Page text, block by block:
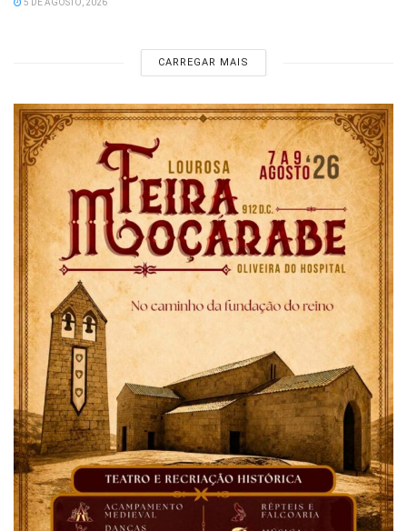
5 DE AGOSTO, 2026
CARREGAR MAIS